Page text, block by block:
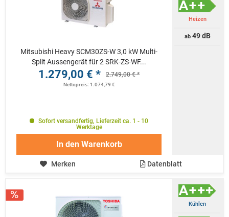
Mitsubishi Heavy SCM30ZS-W 3,0 kW Multi-
Split Aussengerät für 2 SRK-ZS-WF...
1.279,00 € * 2.749,00 € *
Nettopreis: 1.074,79 €
Heizen
ab49 dB
Sofort versandfertig, Lieferzeit ca. 1 - 10
Werktage
In den Warenkorb
Merken Datenblatt
Kühlen